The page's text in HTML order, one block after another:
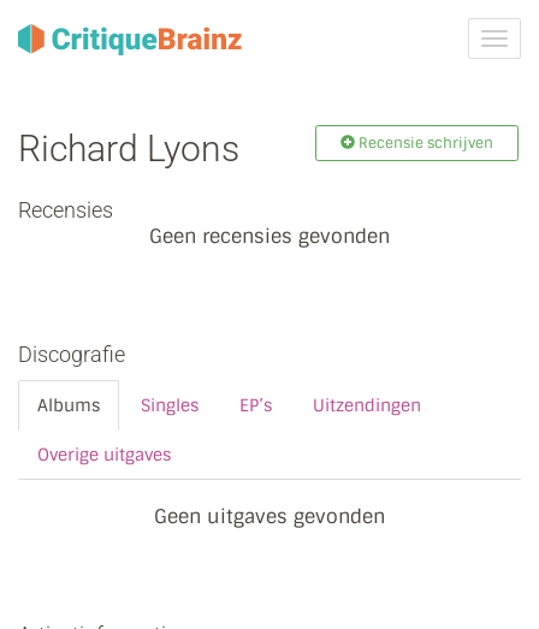
Richard Lyons Recensie schrijven
Recensies
Geen recensies gevonden
Discografie
Albums Singles EP’s Uitzendingen
Overige uitgaves
Geen uitgaves gevonden